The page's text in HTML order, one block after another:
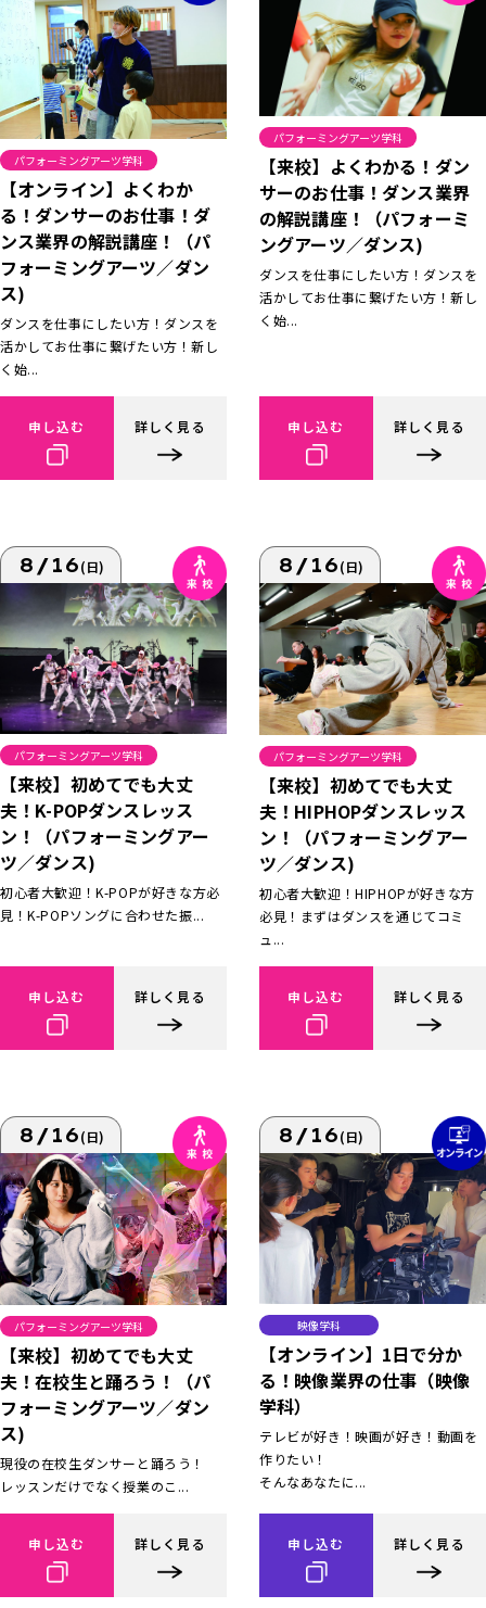
パフォーミングアーツ学科
【オンライン】よくわか
る！ダンサーのお仕事！ダ
ンス業界の解説講座！（パ
フォーミングアーツ／ダン
ス)
ダンスを仕事にしたい方！ダンスを
活かしてお仕事に繋げたい方！新し
く始...
申し込む 詳しく見る
パフォーミングアーツ学科
【来校】よくわかる！ダン
サーのお仕事！ダンス業界
の解説講座！（パフォーミ
ングアーツ／ダンス)
ダンスを仕事にしたい方！ダンスを
活かしてお仕事に繋げたい方！新し
く始...
申し込む 詳しく見る
8/16(日)
パフォーミングアーツ学科
【来校】初めてでも大丈
夫！K-POPダンスレッス
ン！（パフォーミングアー
ツ／ダンス)
初心者大歓迎！K-POPが好きな方必
見！K-POPソングに合わせた振...
申し込む 詳しく見る
8/16(日)
パフォーミングアーツ学科
【来校】初めてでも大丈
夫！HIPHOPダンスレッス
ン！（パフォーミングアー
ツ／ダンス)
初心者大歓迎！HIPHOPが好きな方
必見！まずはダンスを通じてコミ
ュ...
申し込む 詳しく見る
8/16(日)
パフォーミングアーツ学科
【来校】初めてでも大丈
夫！在校生と踊ろう！（パ
フォーミングアーツ／ダン
ス)
現役の在校生ダンサーと踊ろう！
レッスンだけでなく授業のこ...
申し込む 詳しく見る
8/16(日)
映像学科
【オンライン】1日で分か
る！映像業界の仕事（映像
学科）
テレビが好き！映画が好き！動画を
作りたい！
そんなあなたに...
申し込む 詳しく見る